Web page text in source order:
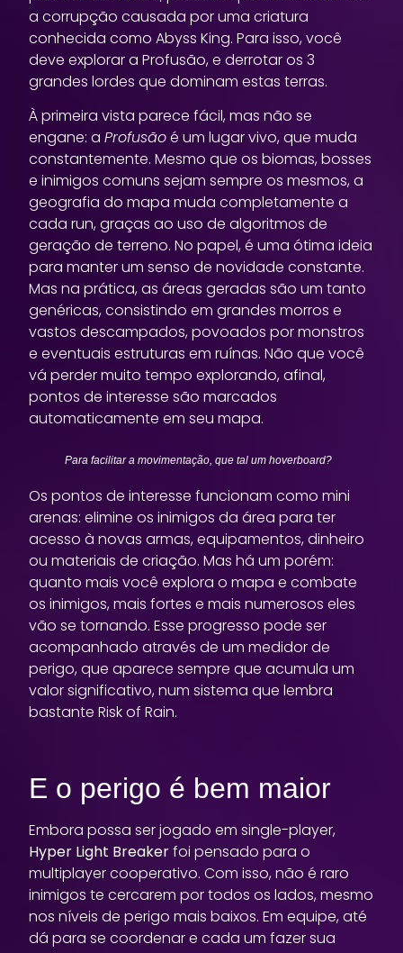
a corrupção causada por uma criatura
conhecida como Abyss King. Para isso, você
deve explorar a Profusão, e derrotar os 3
grandes lordes que dominam estas terras.
À primeira vista parece fácil, mas não se
engane: aProfusãoé um lugar vivo, que muda
constantemente. Mesmo que os biomas, bosses
e inimigos comuns sejam sempre os mesmos, a
geografia do mapa muda completamente a
cada run, graças ao uso de algoritmos de
geração de terreno. No papel, é uma ótima ideia
para manter um senso de novidade constante.
Mas na prática, as áreas geradas são um tanto
genéricas, consistindo em grandes morros e
vastos descampados, povoados por monstros
e eventuais estruturas em ruínas. Não que você
vá perder muito tempo explorando, afinal,
pontos de interesse são marcados
automaticamente em seu mapa.
Para facilitar a movimentação, que tal um hoverboard?
Os pontos de interesse funcionam como mini
arenas: elimine os inimigos da área para ter
acesso à novas armas, equipamentos, dinheiro
ou materiais de criação. Mas há um porém:
quanto mais você explora o mapa e combate
os inimigos, mais fortes e mais numerosos eles
vão se tornando. Esse progresso pode ser
acompanhado através de um medidor de
perigo, que aparece sempre que acumula um
valor significativo, num sistema que lembra
bastante Risk of Rain.
E o perigo é bem maior
Embora possa ser jogado em single-player,
Hyper Light Breakerfoi pensado para o
multiplayer cooperativo. Com isso, não é raro
inimigos te cercarem por todos os lados, mesmo
nos níveis de perigo mais baixos. Em equipe, até
dá para se coordenar e cada um fazer sua